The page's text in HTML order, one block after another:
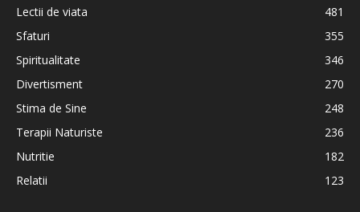
Lectii de viata
481
Sfaturi
355
Spiritualitate
346
Divertisment
270
Stima de Sine
248
Terapii Naturiste
236
Nutritie
182
Relatii
123